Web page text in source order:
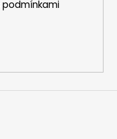
podmínkami